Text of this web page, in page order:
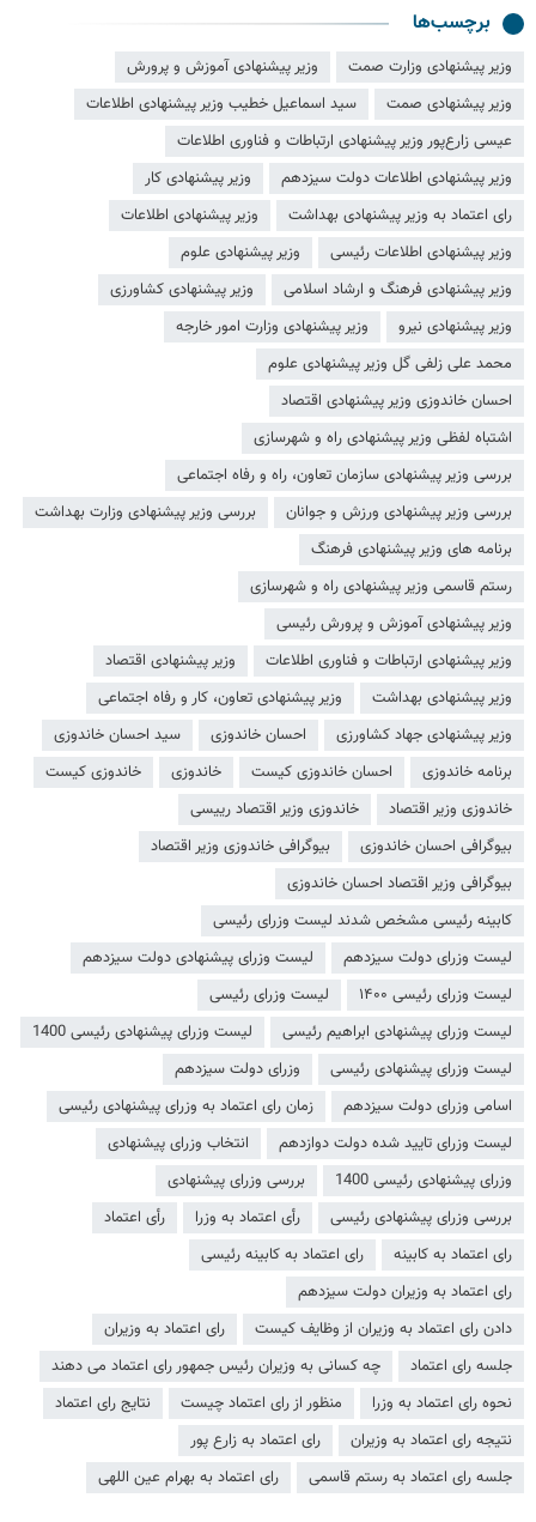
برچسب‌ها
وزیر پیشنهادی وزارت صمت
وزیر پیشنهادی آموزش و پرورش
وزیر پیشنهادی صمت
سید اسماعیل خطیب وزیر پیشنهادی اطلاعات
عیسی زارع‌پور وزیر پیشنهادی ارتباطات و فناوری اطلاعات
وزیر پیشنهادی اطلاعات دولت سیزدهم
وزیر پیشنهادی کار
رای اعتماد به وزیر پیشنهادی بهداشت
وزیر پیشنهادی اطلاعات
وزیر پیشنهادی اطلاعات رئیسی
وزیر پیشنهادی علوم
وزیر پیشنهادی فرهنگ و ارشاد اسلامی
وزیر پیشنهادی کشاورزی
وزیر پیشنهادی نیرو
وزیر پیشنهادی وزارت امور خارجه
محمد علی زلفی گل وزیر پیشنهادی علوم
احسان خاندوزی وزیر پیشنهادی اقتصاد
اشتباه لفظی وزیر پیشنهادی راه و شهرسازی
بررسی وزیر پیشنهادی سازمان تعاون، راه و رفاه اجتماعی
بررسی وزیر پیشنهادی ورزش و جوانان
بررسی وزیر پیشنهادی وزارت بهداشت
برنامه های وزیر پیشنهادی فرهنگ
رستم قاسمی وزیر پیشنهادی راه و شهرسازی
وزیر پیشنهادی آموزش و پرورش رئیسی
وزیر پیشنهادی ارتباطات و فناوری اطلاعات
وزیر پیشنهادی اقتصاد
وزیر پیشنهادی بهداشت
وزیر پیشنهادی تعاون، کار و رفاه اجتماعی
وزیر پیشنهادی جهاد کشاورزی
احسان خاندوزی
سید احسان خاندوزی
برنامه خاندوزی
احسان خاندوزی کیست خاندوزی
خاندوزی کیست
خاندوزی وزیر اقتصاد
خاندوزی وزیر اقتصاد رییسی
بیوگرافی احسان خاندوزی
بیوگرافی خاندوزی وزیر اقتصاد
بیوگرافی وزیر اقتصاد احسان خاندوزی
کابینه رئیسی مشخص شدند لیست وزرای رئیسی
لیست وزرای دولت سیزدهم
لیست وزرای پیشنهادی دولت سیزدهم
لیست وزرای رئیسی ۱۴۰۰
لیست وزرای رئیسی
لیست وزرای پیشنهادی ابراهیم رئیسی
لیست وزرای پیشنهادی رئیسی 1400
لیست وزرای پیشنهادی رئیسی
وزرای دولت سیزدهم
اسامی وزرای دولت سیزدهم
زمان رای اعتماد به وزرای پیشنهادی رئیسی
لیست وزرای تایید شده دولت دوازدهم
انتخاب وزرای پیشنهادی
وزرای پیشنهادی رئیسی 1400
بررسی وزرای پیشنهادی
بررسی وزرای پیشنهادی رئیسی
رأی اعتماد به وزرا
رأی اعتماد
رای اعتماد به کابینه
رای اعتماد به کابینه رئیسی
رای اعتماد به وزیران دولت سیزدهم
دادن رای اعتماد به وزیران از وظایف کیست
رای اعتماد به وزیران
جلسه رای اعتماد
چه کسانی به وزیران رئیس جمهور رای اعتماد می دهند
نحوه رای اعتماد به وزرا
منظور از رای اعتماد چیست
نتایج رای اعتماد
نتیجه رای اعتماد به وزیران
رای اعتماد به زارع پور
جلسه رای اعتماد به رستم قاسمی
رای اعتماد به بهرام عین اللهی